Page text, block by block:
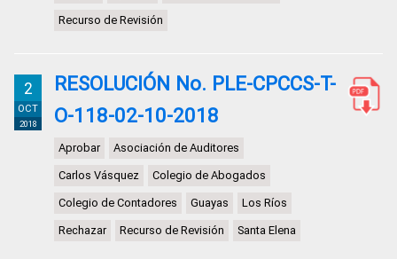
Recurso de Revisión
2
OCT
2018
RESOLUCIÓN No. PLE-CPCCS-T-
O-118-02-10-2018
Aprobar Asociación de Auditores
Carlos Vásquez Colegio de Abogados
Colegio de Contadores Guayas Los Ríos
Rechazar Recurso de Revisión Santa Elena